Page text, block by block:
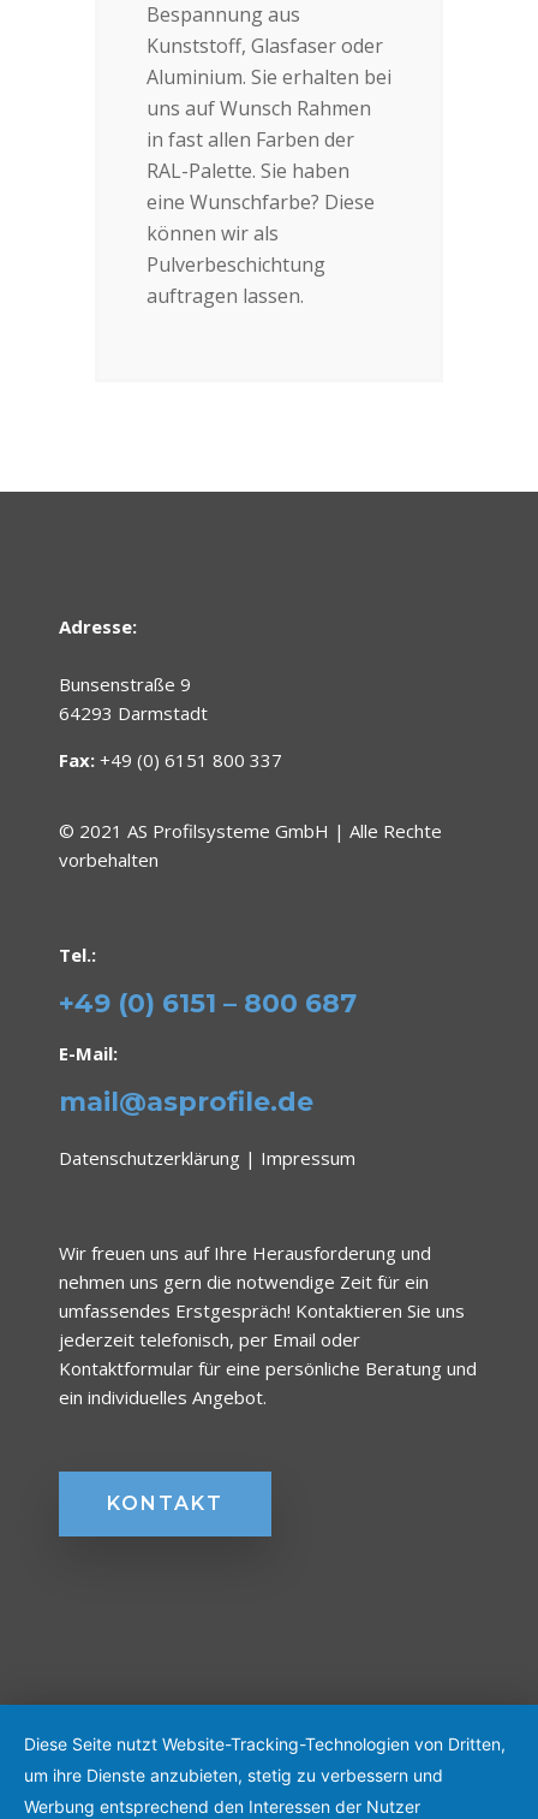
Bespannung aus
Kunststoff, Glasfaser oder
Aluminium. Sie erhalten bei
uns auf Wunsch Rahmen
in fast allen Farben der
RAL-Palette. Sie haben
eine Wunschfarbe? Diese
können wir als
Pulverbeschichtung
auftragen lassen.
Adresse:
Bunsenstraße 9
64293 Darmstadt
Fax: +49 (0) 6151 800 337
© 2021 AS Profilsysteme GmbH | Alle Rechte
vorbehalten
Tel.:
+49 (0) 6151 – 800 687
E-Mail:
mail@asprofile.de
Datenschutzerklärung | Impressum
Wir freuen uns auf Ihre Herausforderung und
nehmen uns gern die notwendige Zeit für ein
umfassendes Erstgespräch! Kontaktieren Sie uns
jederzeit telefonisch, per Email oder
Kontaktformular für eine persönliche Beratung und
ein individuelles Angebot.
KONTAKT
Diese Seite nutzt Website-Tracking-Technologien von Dritten,
um ihre Dienste anzubieten, stetig zu verbessern und
Werbung entsprechend den Interessen der Nutzer